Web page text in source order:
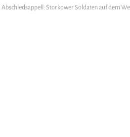
Abschiedsappell: Storkower Soldaten auf dem